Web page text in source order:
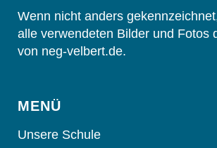
Wenn nicht anders
alle verwendeten Bilder und Fotos
von neg-velbert.de.
MENÜ
Unsere Schule